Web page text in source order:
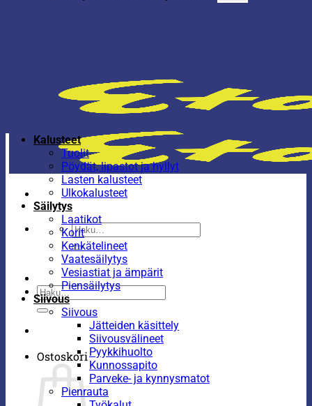
Etsi:
Etsi:
Ostoskori
Kalusteet
Tuolit
Pöydät, lipastot ja hyllyt
Lasten kalusteet
Ulkokalusteet
Säilytys
Laatikot
Korit
Kenkätelineet
Vaatesäilytys
Vesiastiat ja ämpärit
Piensäilytys
Siivous
Siivous
Jätteiden käsittely
Siivousvälineet
Pyykkihuolto
Kunnossapito
Parveke- ja kynnysmatot
Pienrauta